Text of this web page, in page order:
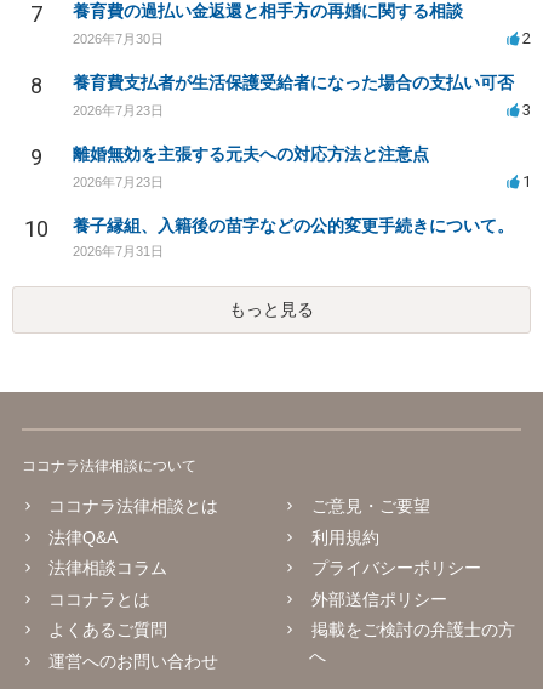
7 養育費の過払い金返還と相手方の再婚に関する相談
2026年7月30日 2
8 養育費支払者が生活保護受給者になった場合の支払い可否
2026年7月23日 3
9 離婚無効を主張する元夫への対応方法と注意点
2026年7月23日 1
10 養子縁組、入籍後の苗字などの公的変更手続きについて。
2026年7月31日
もっと見る
ココナラ法律相談について
ココナラ法律相談とは
法律Q&A
法律相談コラム
ココナラとは
よくあるご質問
運営へのお問い合わせ
ご意見・ご要望
利用規約
プライバシーポリシー
外部送信ポリシー
掲載をご検討の弁護士の方
へ